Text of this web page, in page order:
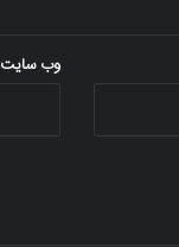
وب‌ سایت